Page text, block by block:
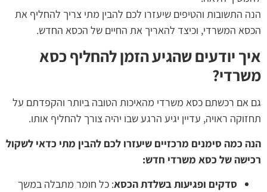
הנה התשובות והטיפים שיעזרו לכם להבין מתי צריך להחליף את
הכסא המשרדי, וכיצד להאריך את החיים של הכסא החדש.
איך יודעים שהגיע הזמן להחליף כסא
משרדי?
גם אם רכשתם כסא משרדי מהאיכות הטובה ביותר והקפדתם על
תחזוקה ראויה, עדיין יגיע הרגע שבו יהיה צורך להחליף אותו.
הנה כמה סימנים מרכזיים שיעזרו לכם להבין מתי כדאי לשקול
רכישה של כסא משרדי חדש:
סדקים ופגיעות בשלדת הכסא: כל חומר מתבלה במשך